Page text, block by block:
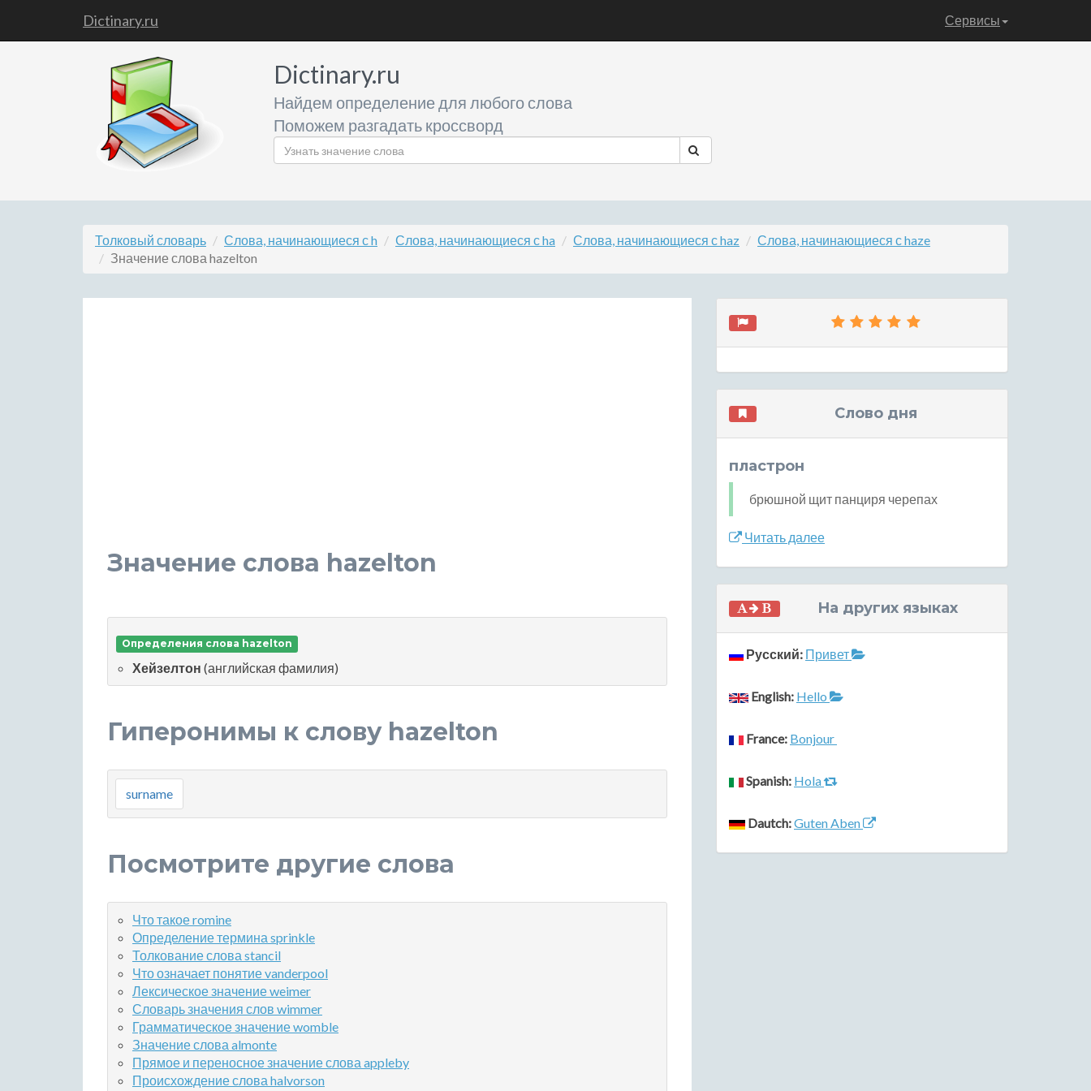
Dictinary.ru Сервисы
Dictinary.ru
Найдем определение для любого слова
Поможем разгадать кроссворд
Толковый словарь Слова, начинающиеся с h Слова, начинающиеся с ha Слова, начинающиеся с haz
Слова, начинающиеся с haze
Значение слова hazelton
Значение слова hazelton
Определения слова hazelton
Хейзелтон (английская фамилия)
Гиперонимы к слову hazelton
surname
Посмотрите другие слова
Что такое romine
Определение термина sprinkle
Толкование слова stancil
Что означает понятие vanderpool
Лексическое значение weimer
Словарь значения слов wimmer
Грамматическое значение womble
Значение слова almonte
Прямое и переносное значение слова appleby
Происхождение слова halvorson
Слово дня
пластрон
брюшной щит панциря черепах
Читать далее
На других языках
Русский: Привет
English: Hello
France: Bonjour
Spanish: Hola
Dautch:Guten Aben